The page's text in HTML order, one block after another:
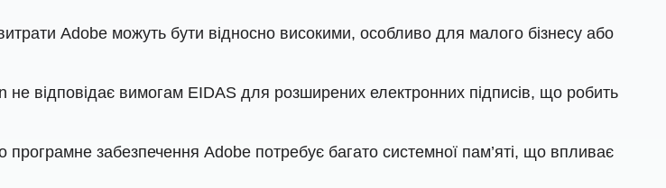
Adobe можуть бути відносно високими, особливо для малого бізнесу або
відповідає вимогам EIDAS для розширених електронних підписів, що робить
програмне забезпечення Adobe потребує багато системної пам’яті, що впливає